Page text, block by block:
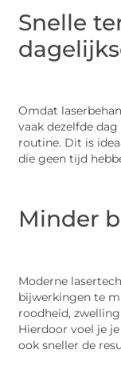
Snelle
Omdat
vaak dezelfde
routine. Dit is
die geen tijd
Minder
Moderne
bijwerkingen te
roodheid,
Hierdoor voel je
ook sneller de